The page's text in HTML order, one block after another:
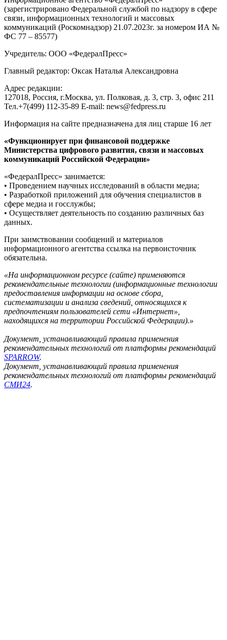
(зарегистрировано Федеральной службой по надзору в сфере
связи, информационных технологий и массовых
коммуникаций (Роскомнадзор) 21.07.2023г. за номером ИА №
ФС 77 – 85577)
Учредитель: ООО «ФедералПресс»
Главный редактор: Оксак Наталья Александровна
Адрес редакции:
127018, Россия, г.Москва, ул. Полковая, д. 3, стр. 3, офис 211
Тел.+7(499) 112-35-89 E-mail: news@fedpress.ru
Информация на сайте предназначена для лиц старше 16 лет
«Функционирует при финансовой поддержке
Министерства цифрового развития, связи и массовых
коммуникаций Российской Федерации»
«ФедералПресс» занимается:
• Проведением научных исследований в области медиа;
• Разработкой приложений для обучения специалистов в
сфере медиа и госслужбы;
• Осуществляет деятельность по созданию различных баз
данных.
При заимствовании сообщений и материалов
информационного агентства ссылка на первоисточник
обязательна.
«На информационном ресурсе (сайте) применяются
рекомендательные технологии (информационные технологии
предоставления информации на основе сбора,
систематизации и анализа сведений, относящихся к
предпочтениям пользователей сети «Интернет»,
находящихся на территории Российской Федерации).»
Документ, устанавливающий правила применения
рекомендательных технологий от платформы рекомендаций
SPARROW.
Документ, устанавливающий правила применения
рекомендательных технологий от платформы рекомендаций
СМИ24.